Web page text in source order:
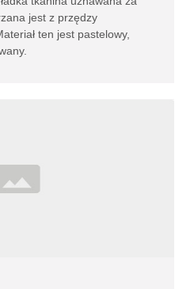
jest z przędzy
ten jest pastelowy,